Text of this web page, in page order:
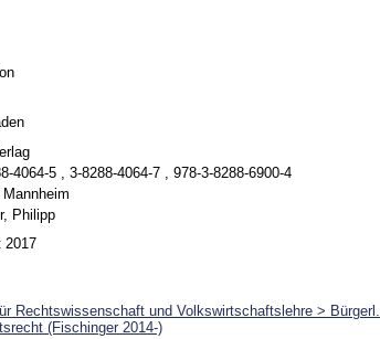
4064-5 , 3-8288-4064-7 , 978-3-8288-6900-4
Philipp
2017
Rechtswissenschaft und Volkswirtschaftslehre >
(Fischinger 2014-)